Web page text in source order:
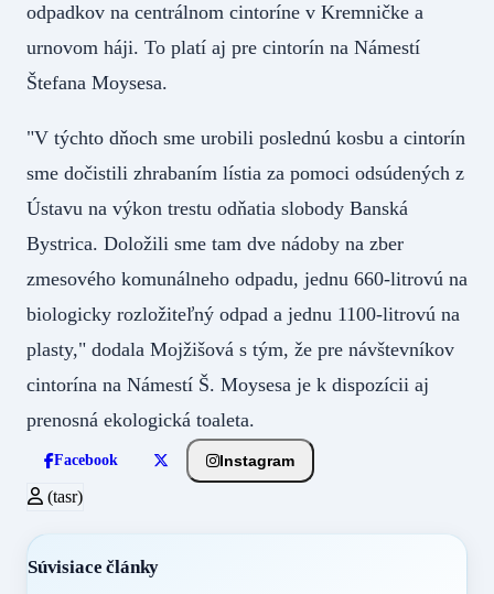
odpadkov na centrálnom cintoríne v Kremničke a
urnovom háji. To platí aj pre cintorín na Námestí
Štefana Moysesa.
"V týchto dňoch sme urobili poslednú kosbu a cintorín
sme dočistili zhrabaním lístia za pomoci odsúdených z
Ústavu na výkon trestu odňatia slobody Banská
Bystrica. Doložili sme tam dve nádoby na zber
zmesového komunálneho odpadu, jednu 660-litrovú na
biologicky rozložiteľný odpad a jednu 1100-litrovú na
plasty," dodala Mojžišová s tým, že pre návštevníkov
cintorína na Námestí Š. Moysesa je k dispozícii aj
prenosná ekologická toaleta.
Facebook Instagram
(tasr)
Súvisiace články